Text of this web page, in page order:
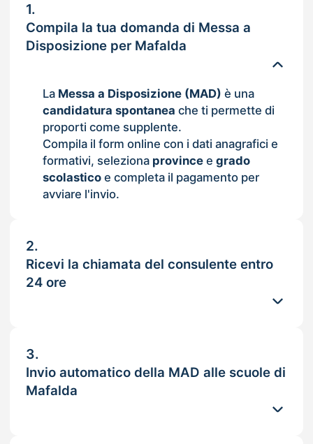
1.
Compila la tua domanda di Messa a
Disposizione per Mafalda
La Messa a Disposizione (MAD) è una
candidatura spontanea che ti permette di
proporti come supplente.
Compila il form online con i dati anagrafici e
formativi, seleziona provincee grado
scolasticoe completa il pagamento per
avviare l'invio.
2.
Ricevi la chiamata del consulente entro
24 ore
3.
Invio automatico della MAD alle scuole di
Mafalda